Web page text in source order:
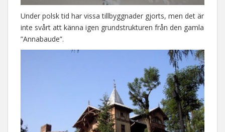
Under polsk tid har vissa tillbyggnader gjorts, men det är
inte svårt att känna igen grundstrukturen från den gamla
”Annabaude”.